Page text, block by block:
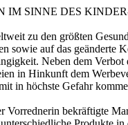
IM SINNE DES
zu den größten
sowie auf das geänderte
Neben dem
in Hinkunft dem
in höchste Gefahr
Vorrednerin bekräftigte